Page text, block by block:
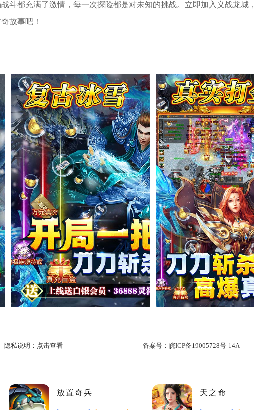
斗都充满了激情，每一次探险都是对未知的挑战。立即加入义战龙城
故事吧！
隐私说明： 点击查看 备案号： 皖ICP备19005728号-14A
放置奇兵 天之命